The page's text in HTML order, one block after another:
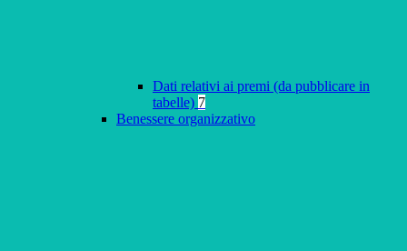
Dati relativi ai premi (da pubblicare in
tabelle) 7
Benessere organizzativo